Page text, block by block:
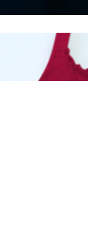
Kepribadian
Warna Bra